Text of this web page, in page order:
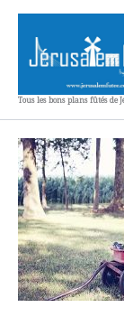
Aller
contenu
Tous les bons plans fûtés de